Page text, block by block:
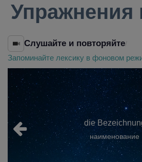
Упражнения
Слушайте и повторяйте/
Запоминайте лексику в фоновом
die
наименование